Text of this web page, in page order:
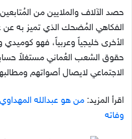
حصد الآلاف والملايين من
الفكاهي المُضحك الذي تميز به
الأخرى خليجياً وعربياً، فهو
حقوق الشعب العُماني مستغلاً
الاجتماعي لايصال أصواتهم
اقرأ المزيد: من هو عبدالله
وفاته